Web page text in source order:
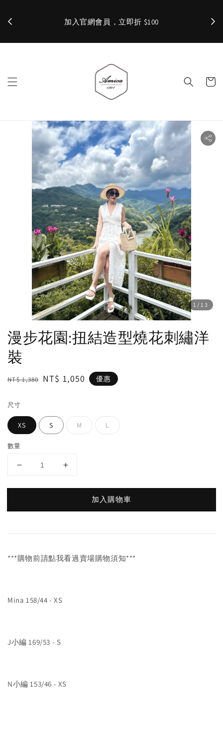
加入官網會員，立即折 $100 ✨
1 /13
漫步花園:扭結造型燒花刺繡洋
裝
Regular
NT$ 1,380 Sale
NT$ 1,050 優惠
尺寸
XS S M L
數量
加入購物車
***購物前請點我看過賣場購物須知***
Mina 158/44 - XS
J小編 169/53 - S
N小編 153/46 - XS